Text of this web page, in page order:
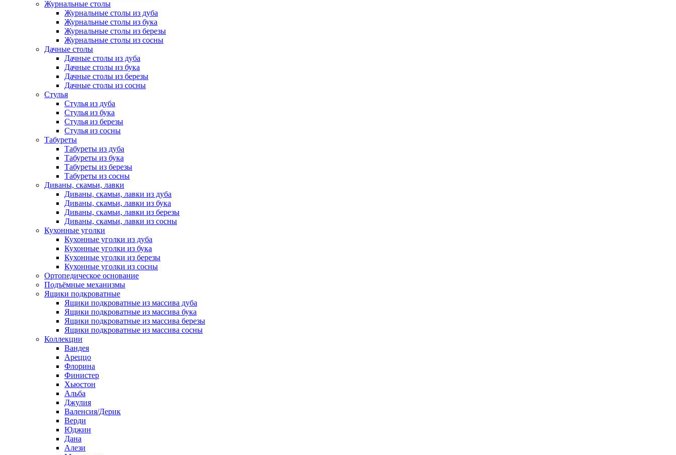
Журнальные столы
Журнальные столы из дуба
Журнальные столы из бука
Журнальные столы из березы
Журнальные столы из сосны
Дачные столы
Дачные столы из дуба
Дачные столы из бука
Дачные столы из березы
Дачные столы из сосны
Стулья
Стулья из дуба
Стулья из бука
Стулья из березы
Стулья из сосны
Табуреты
Табуреты из дуба
Табуреты из бука
Табуреты из березы
Табуреты из сосны
Диваны, скамьи, лавки
Диваны, скамьи, лавки из дуба
Диваны, скамьи, лавки из бука
Диваны, скамьи, лавки из березы
Диваны, скамьи, лавки из сосны
Кухонные уголки
Кухонные уголки из дуба
Кухонные уголки из бука
Кухонные уголки из березы
Кухонные уголки из сосны
Ортопедическое основание
Подъёмные механизмы
Ящики подкроватные
Ящики подкроватные из массива дуба
Ящики подкроватные из массива бука
Ящики подкроватные из массива березы
Ящики подкроватные из массива сосны
Коллекции
Вандея
Ареццо
Флорина
Финистер
Хьюстон
Альба
Джулия
Валенсия/Дерик
Верди
Юджин
Дана
Алези